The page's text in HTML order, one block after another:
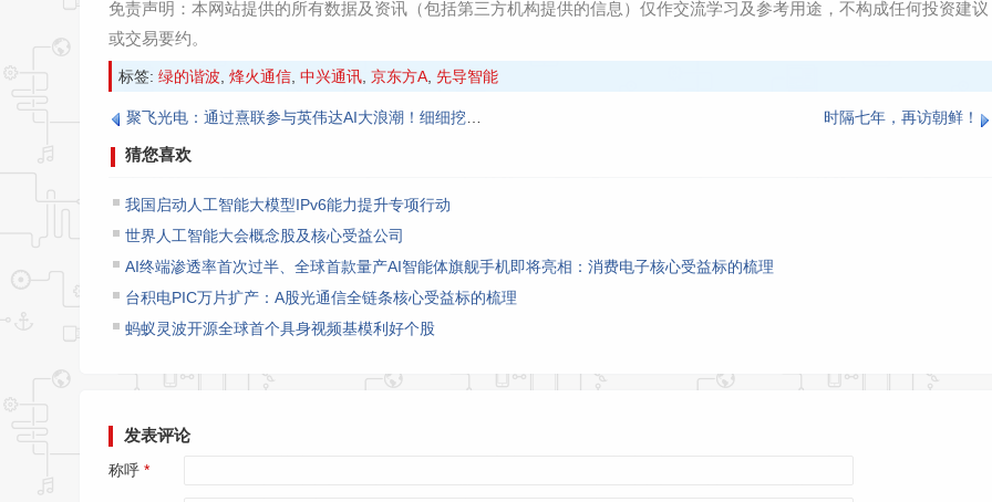
免责声明：本网站提供的所有数据及资讯（包括第三方机构提供的信息）仅作交流学习及参考用途，不构成任何投资建议
或交易要约‌。
标签: 绿的谐波 烽火通信, 中兴通讯, 京东方A, 先导智能
聚飞光电：通过熹联参与英伟达AI大浪潮！细细挖掘后发现不简单！ 时隔七年，再访朝鲜！
猜您喜欢
我国启动人工智能大模型IPv6能力提升专项行动
世界人工智能大会概念股及核心受益公司
AI终端渗透率首次过半、全球首款量产AI智能体旗舰手机即将亮相：消费电子核心受益标的梳理
台积电PIC万片扩产：A股光通信全链条核心受益标的梳理
蚂蚁灵波开源全球首个具身视频基模利好个股
发表评论
称呼